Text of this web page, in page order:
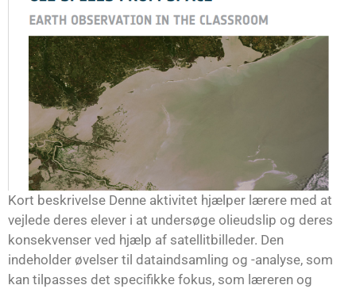
Kort beskrivelse Denne aktivitet hjælper lærere med at
vejlede deres elever i at undersøge olieudslip og deres
konsekvenser ved hjælp af satellitbilleder. Den
indeholder øvelser til dataindsamling og -analyse, som
kan tilpasses det specifikke fokus, som læreren og